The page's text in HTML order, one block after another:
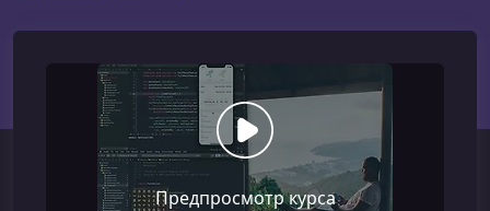
Предпросмотр курса